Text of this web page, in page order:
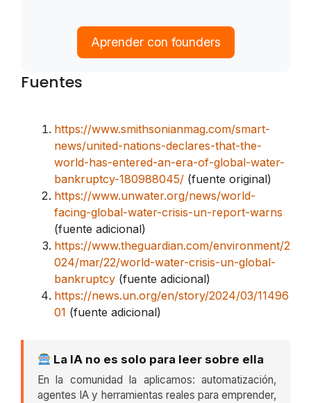
Aprender con founders
Fuentes
https://www.smithsonianmag.com/smart-
news/united-nations-declares-that-the-
world-has-entered-an-era-of-global-water-
bankruptcy-180988045/ (fuente original)
https://www.unwater.org/news/world-
facing-global-water-crisis-un-report-warns
(fuente adicional)
https://www.theguardian.com/environment/2
024/mar/22/world-water-crisis-un-global-
bankruptcy (fuente adicional)
https://news.un.org/en/story/2024/03/11496
01 (fuente adicional)
La IA no es solo para leer sobre ella
En la comunidad la aplicamos: automatización,
agentes IA y herramientas reales para emprender,